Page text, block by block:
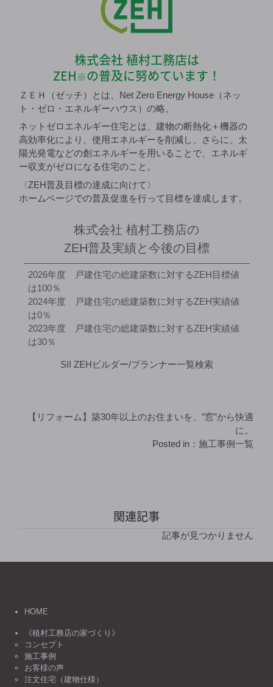
株式会社 植村工務店は
ZEH※の普及に努めています！
ＺＥＨ（ゼッチ）とは、Net Zero Energy House（ネッ
ト・ゼロ・エネルギーハウス）の略。
ネットゼロエネルギー住宅とは、建物の断熱化＋機器の
高効率化により、使用エネルギーを削減し、さらに、太
陽光発電などの創エネルギーを用いることで、エネルギ
ー収支がゼロになる住宅のこと。
〈ZEH普及目標の達成に向けて〉
ホームページでの普及促進を行って目標を達成します。
株式会社 植村工務店の
ZEH普及実績と今後の目標
2026年度 戸建住宅の総建築数に対するZEH目標値
は100％
2024年度 戸建住宅の総建築数に対するZEH実績値
は0％
2023年度 戸建住宅の総建築数に対するZEH実績値
は30％
SII ZEHビルダー/プランナー一覧検索
【リフォーム】築30年以上のお住まいを、”窓”から快適
に。
Posted in： 施工事例一覧
関連記事
記事が見つかりません
HOME
《植村工務店の家づくり》
コンセプト
施工事例
お客様の声
注文住宅（建物仕様）